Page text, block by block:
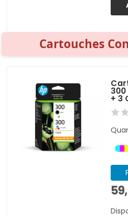
Cartouches
300
+ 3